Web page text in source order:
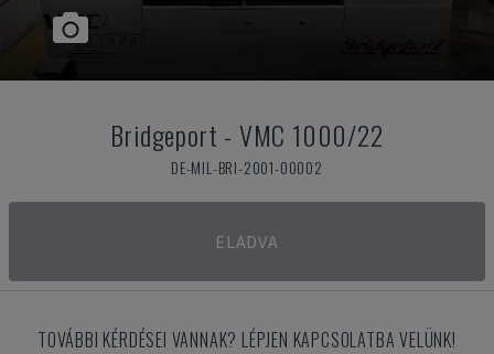
Bridgeport - VMC 1000/22
DE-MIL-BRI-2001-00002
ELADVA
TOVÁBBI KÉRDÉSEI VANNAK? LÉPJEN KAPCSOLATBA VELÜNK!